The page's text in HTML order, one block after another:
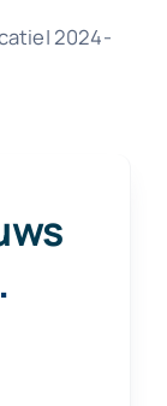
2024-
.